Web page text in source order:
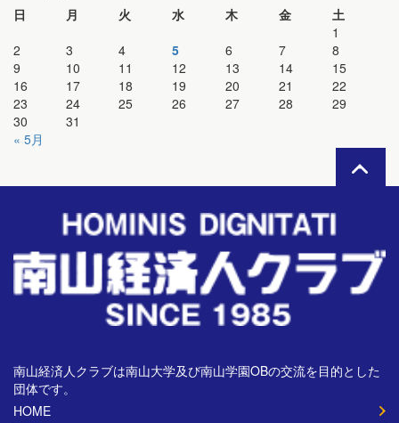
日
月 火 水 木 金
土
1
2
3 4 5 6 7
8
9
10 11 12 13 14
15
16
17 18 19 20 21
22
23
24 25 26 27 28
29
30
31
« 5月
南山経済人クラブは南山大学及び南山学園OBの交流を目的とした
団体です。
HOME